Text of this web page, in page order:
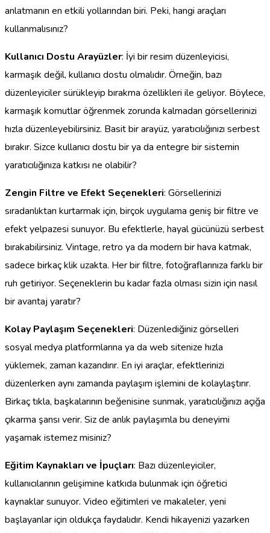
anlatmanın en etkili yollarından biri. Peki, hangi araçları
kullanmalısınız?
Kullanıcı Dostu Arayüzler: İyi bir resim düzenleyicisi,
karmaşık değil, kullanıcı dostu olmalıdır. Örneğin, bazı
düzenleyiciler sürükleyip bırakma özellikleri ile geliyor. Böylece,
karmaşık komutlar öğrenmek zorunda kalmadan görsellerinizi
hızla düzenleyebilirsiniz. Basit bir arayüz, yaratıcılığınızı serbest
bırakır. Sizce kullanıcı dostu bir ya da entegre bir sistemin
yaratıcılığınıza katkısı ne olabilir?
Zengin Filtre ve Efekt Seçenekleri: Görsellerinizi
sıradanlıktan kurtarmak için, birçok uygulama geniş bir filtre ve
efekt yelpazesi sunuyor. Bu efektlerle, hayal gücünüzü serbest
bırakabilirsiniz. Vintage, retro ya da modern bir hava katmak,
sadece birkaç klik uzakta. Her bir filtre, fotoğraflarınıza farklı bir
ruh getiriyor. Seçeneklerin bu kadar fazla olması sizin için nasıl
bir avantaj yaratır?
Kolay Paylaşım Seçenekleri: Düzenlediğiniz görselleri
sosyal medya platformlarına ya da web sitenize hızla
yüklemek, zaman kazandırır. En iyi araçlar, efektlerinizi
düzenlerken aynı zamanda paylaşım işlemini de kolaylaştırır.
Birkaç tıkla, başkalarının beğenisine sunmak, yaratıcılığınızı açığa
çıkarma şansı verir. Siz de anlık paylaşımla bu deneyimi
yaşamak istemez misiniz?
Eğitim Kaynakları ve İpuçları: Bazı düzenleyiciler,
kullanıcılarının gelişimine katkıda bulunmak için öğretici
kaynaklar sunuyor. Video eğitimleri ve makaleler, yeni
başlayanlar için oldukça faydalıdır. Kendi hikayenizi yazarken